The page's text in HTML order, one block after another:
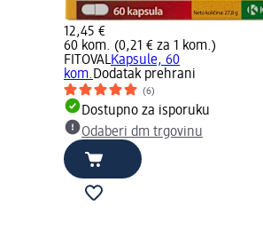
12,45 €
60 kom. (0,21 € za 1 kom.)
FITOVALKapsule, 60
kom. Dodatak prehrani
(6)
Dostupno za isporuku
Odaberi dm trgovinu